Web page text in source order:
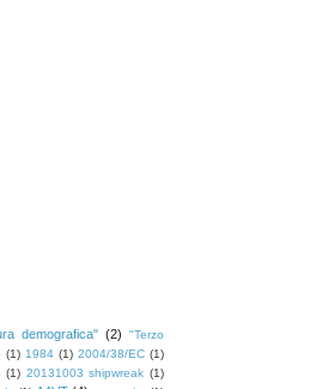
demografica" (2)
"Terzo
(1) 1984 (1) 2004/38/EC (1)
(1) 20131003 shipwreak (1)